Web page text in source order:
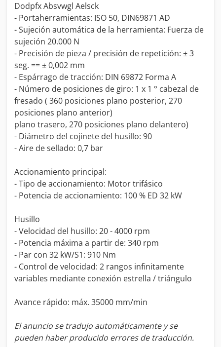
Dodpfx Absvwgl Aelsck
- Portaherramientas: ISO 50, DIN69871 AD
- Sujeción automática de la herramienta: Fuerza de
sujeción 20.000 N
- Precisión de pieza / precisión de repetición: ± 3
seg. == ± 0,002 mm
- Espárrago de tracción: DIN 69872 Forma A
- Número de posiciones de giro: 1 x 1 ° cabezal de
fresado ( 360 posiciones plano posterior, 270
posiciones plano anterior)
plano trasero, 270 posiciones plano delantero)
- Diámetro del cojinete del husillo: 90
- Aire de sellado: 0,7 bar
Accionamiento principal:
- Tipo de accionamiento: Motor trifásico
- Potencia de accionamiento: 100 % ED 32 kW
Husillo
- Velocidad del husillo: 20 - 4000 rpm
- Potencia máxima a partir de: 340 rpm
- Par con 32 kW/S1: 910 Nm
- Control de velocidad: 2 rangos infinitamente
variables mediante conexión estrella / triángulo
Avance rápido: máx. 35000 mm/min
El anuncio se tradujo automáticamente y se
pueden haber producido errores de traducción.